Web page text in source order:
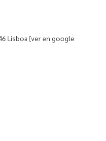
Lisboa[ver en google